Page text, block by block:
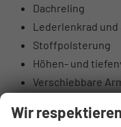
Dachreling
Lederlenkrad und
Stoffpolsterung
Höhen- und
Verschiebbare
Wir